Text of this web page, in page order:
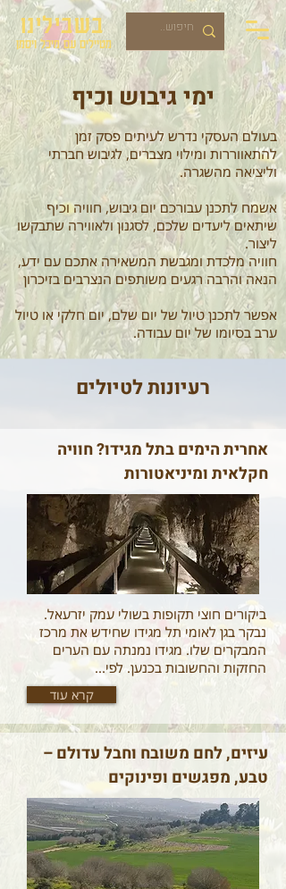
בשבילינו
מטיילים עם מיכל ויסמן
ימי גיבוש וכיף
בעולם העסקי נדרש לעיתים פסק זמן
להתאווררות ומילוי מצברים, לגיבוש חברתי
וליציאה מהשגרה.
אשמח לתכנן עבורכם יום גיבוש, חוויה וכיף
שיתאים ליעדים שלכם, לסגנון ולאווירה שתבקשו
ליצור.
חוויה מלכדת ומגבשת המשאירה אתכם עם ידע,
הנאה והרבה רגעים משותפים הנצרבים בזיכרון
אפשר לתכנן טיול של יום שלם, יום חלקי או טיול
ערב בסיומו של יום עבודה.
רעיונות לטיולים
אחרית הימים בתל מגידו? חוויה
חקלאית ומיניאטורות
ביקורים חוצי תקופות בשולי עמק יזרעאל.
נבקר בגן לאומי תל מגידו שחידש את מרכז
המבקרים שלו. מגידו נמנתה עם הערים
החזקות והחשובות בכנען. לפי...
קרא עוד
עיזים, לחם משובח וחבל עדולם –
טבע, מפגשים ופינוקים